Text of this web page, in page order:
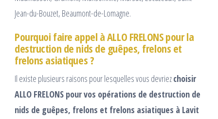
Jean-du-Bouzet, Beaumont-de-Lomagne.
Pourquoi faire appel à ALLO FRELONS pour la
destruction de nids de guêpes, frelons et
frelons asiatiques ?
Il existe plusieurs raisons pour lesquelles vous devriezchoisir
ALLO FRELONS pour vos opérations de destruction de
nids de guêpes, frelons et frelons asiatiques à Lavit